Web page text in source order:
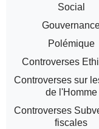
Social
Polémique
Controverses
Controverses sur
de l'Homme
Controverses
fiscales